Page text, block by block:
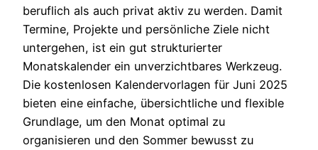
beruflich als auch privat aktiv zu werden. Damit
Termine, Projekte und persönliche Ziele nicht
untergehen, ist ein gut strukturierter
Monatskalender ein unverzichtbares Werkzeug.
Die kostenlosen Kalendervorlagen für Juni 2025
bieten eine einfache, übersichtliche und flexible
Grundlage, um den Monat optimal zu
organisieren und den Sommer bewusst zu